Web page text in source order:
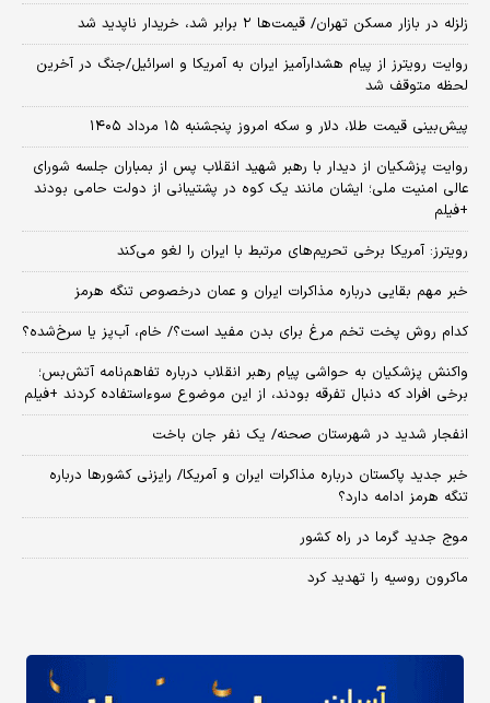
زلزله در بازار مسکن تهران/ قیمت‌ها ۲ برابر شد، خریدار ناپدید شد
روایت رویترز از پیام هشدارآمیز ایران به آمریکا و اسرائیل/جنگ در آخرین
لحظه متوقف شد
پیش‌بینی قیمت طلا، دلار و سکه امروز پنجشنبه ۱۵ مرداد ۱۴۰۵
روایت پزشکیان از دیدار با رهبر شهید انقلاب پس از بمباران جلسه شورای
عالی امنیت ملی؛ ایشان مانند یک کوه در پشتیبانی از دولت حامی بودند
+فیلم
رویترز: آمریکا برخی تحریم‌های مرتبط با ایران را لغو می‌کند
خبر مهم بقایی درباره مذاکرات ایران و عمان درخصوص تنگه هرمز
کدام روش پخت تخم مرغ برای بدن مفید است؟/ خام، آب‌پز یا سرخ‌شده؟
واکنش پزشکیان به حواشی پیام رهبر انقلاب درباره تفاهم‌نامه آتش‌بس؛
برخی افراد که دنبال تفرقه بودند، از این موضوع سوءاستفاده کردند +فیلم
انفجار شدید در شهرستان صحنه/ یک نفر جان باخت
خبر جدید پاکستان درباره مذاکرات ایران و آمریکا/ رایزنی کشورها درباره
تنگه هرمز ادامه دارد؟
موج جدید گرما در راه کشور
ماکرون روسیه را تهدید کرد